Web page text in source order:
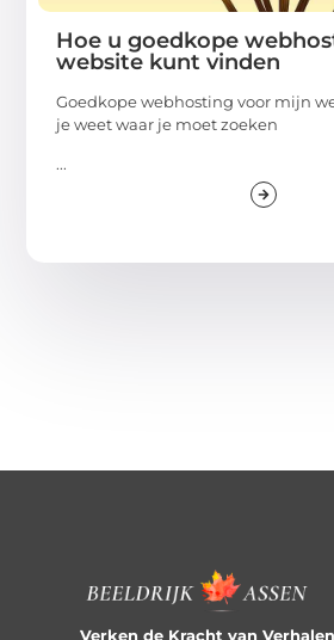
Hoe u goedkope
website kunt vinden
Goedkope webhosting voor mijn
je weet waar je moet zoeken
...
Verken de Kracht van